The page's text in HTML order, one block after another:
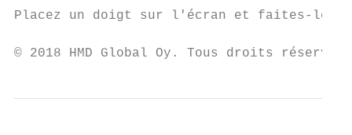
Placez un doigt sur l'écran et faites-le
© 2018 HMD Global Oy. Tous droits